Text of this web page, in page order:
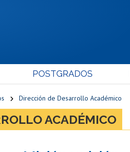
POSTGRADOS
Dirección de Desarrollo Académico
ACADÉMICO